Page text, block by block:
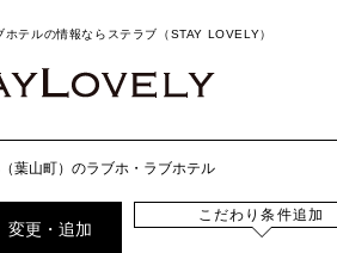
ホテルの情報ならステラブ（STAY LOVELY）
葉山町）のラブホ・ラブホテル
変更・追加
こだわり条件追加